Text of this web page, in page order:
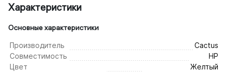
Характеристики
Основные характеристики
Производитель
Cactus
Совместимость
HP
Цвет
Желтый